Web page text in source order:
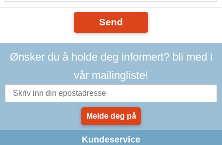
Send
Ønsker du å holde deg informert? bli med i
vår mailingliste!
Melde deg på
Kundeservice